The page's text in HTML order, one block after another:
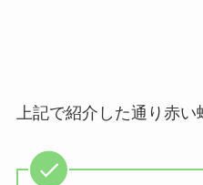
上記で紹介した通り赤い